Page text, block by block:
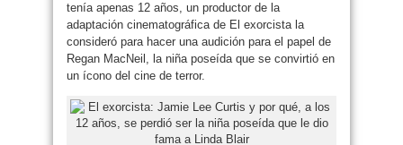
tenía apenas 12 años, un productor de la
adaptación cinematográfica de El exorcista la
consideró para hacer una audición para el papel de
Regan MacNeil, la niña poseída que se convirtió en
un ícono del cine de terror.